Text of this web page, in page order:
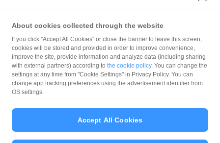
ウェブサイト利用規約
反社会的勢力に対する方針
勧誘方針
マネロン等基本方針
カスタマーハラスメントに関する当社の考え方
© PayPay Corporation
About cookies collected through the website
If you click "Accept All Cookies" or close the banner to leave this screen,
cookies will be stored and provided in order to improve convenience,
improve the site, provide information and analyze data (including sharing
with external partners) according to the cookie policy. You can change the
settings at any time from "Cookie Settings" in Privacy Policy. You can
change app tracking preferences using the advertisement identifier from
OS settings.
Accept All Cookies